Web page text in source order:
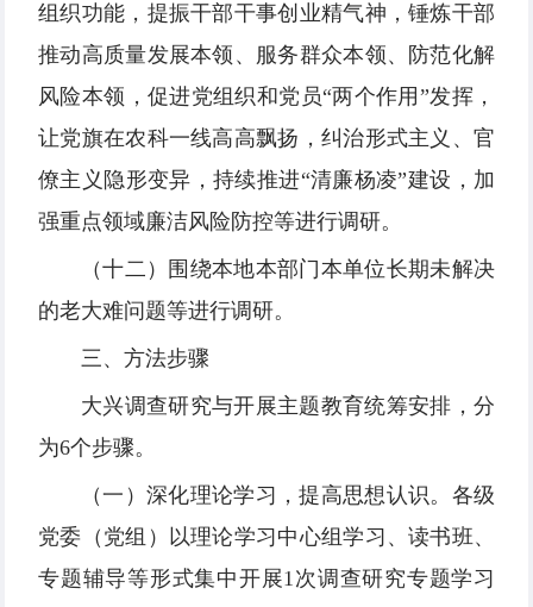
组织功能，提振干部干事创业精气神，锤炼干部
推动高质量发展本领、服务群众本领、防范化解
风险本领，促进党组织和党员“两个作用”发挥，
让党旗在农科一线高高飘扬，纠治形式主义、官
僚主义隐形变异，持续推进“清廉杨凌”建设，加
强重点领域廉洁风险防控等进行调研。
（十二）围绕本地本部门本单位长期未解决
的老大难问题等进行调研。
三、方法步骤
大兴调查研究与开展主题教育统筹安排，分
为6个步骤。
（一）深化理论学习，提高思想认识。各级
党委（党组）以理论学习中心组学习、读书班、
专题辅导等形式集中开展1次调查研究专题学习